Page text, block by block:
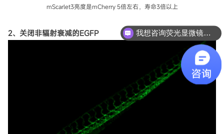
mScarlet3亮度是mCherry 5倍左右，寿命3倍以上
2、关闭非辐射衰减的EGFP 我想咨询荧光显微镜相关